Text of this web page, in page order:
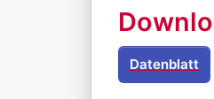
Datenblatt